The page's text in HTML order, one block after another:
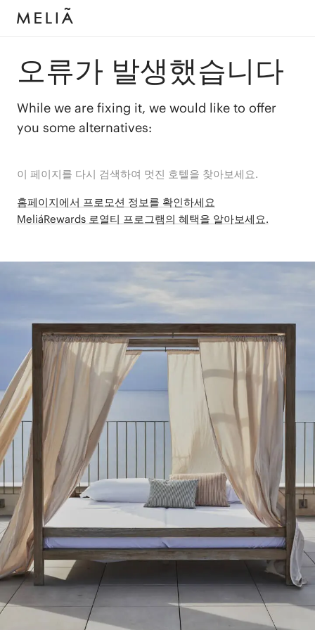
오류가 발생했습니다
While we are fixing it, we would like to offer
you some alternatives:
이 페이지를 다시 검색하여 멋진 호텔을 찾아보세요.
홈페이지에서 프로모션 정보를 확인하세요
MeliáRewards 로열티 프로그램의 혜택을 알아보세요.